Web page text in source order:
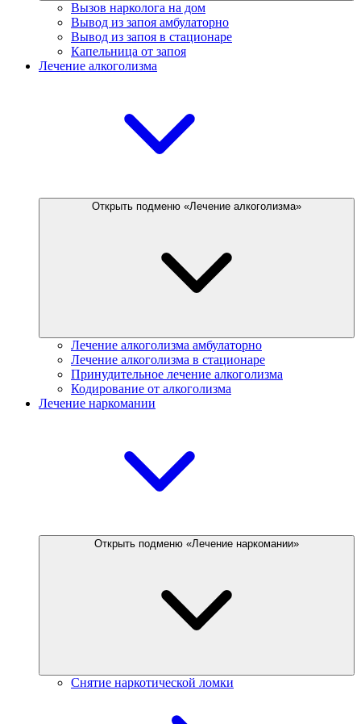
Вызов нарколога на дом
Вывод из запоя амбулаторно
Вывод из запоя в стационаре
Капельница от запоя
Лечение алкоголизма
Открыть подменю «Лечение алкоголизма»
Лечение алкоголизма амбулаторно
Лечение алкоголизма в стационаре
Принудительное лечение алкоголизма
Кодирование от алкоголизма
Лечение наркомании
Открыть подменю «Лечение наркомании»
Снятие наркотической ломки